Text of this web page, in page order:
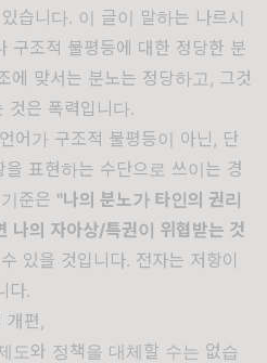
습니다. 이 글이 말하는 나르시
구조적 불평등에 대한 정당한 분
에 맞서는 분노는 정당하고, 그것
것은 폭력입니다.
어가 구조적 불평등이 아닌, 단
표현하는 수단으로 쓰이는 경
준은 "나의 분노가 타인의 권리
나의 자아상/특권이 위협받는 것
있을 것입니다. 전자는 저항이
다.
개편,
도와 정책을 대체할 수는 없습